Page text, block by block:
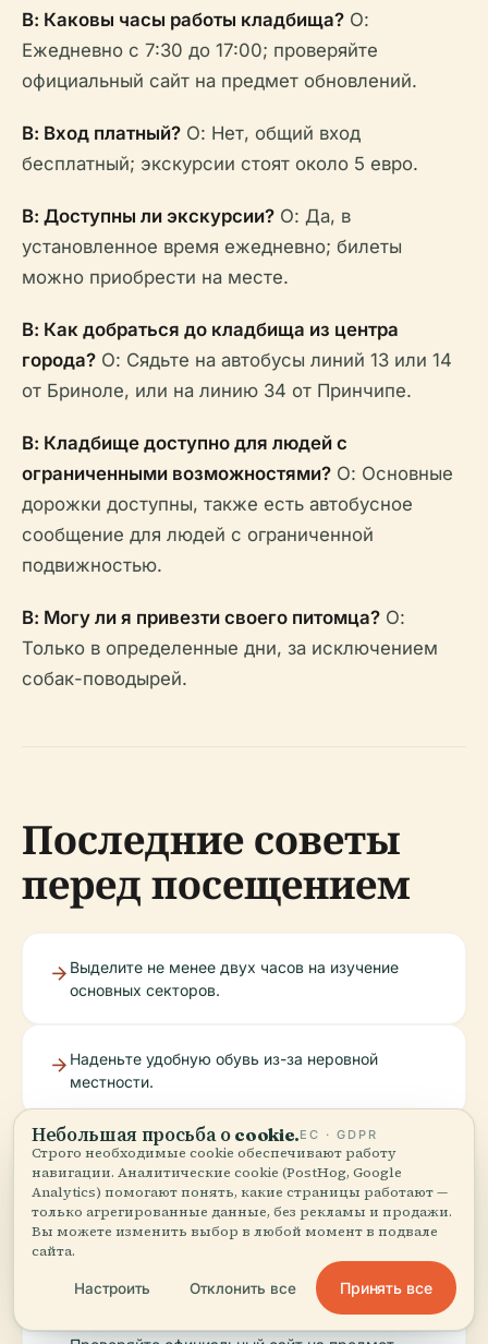
В: Каковы часы работы кладбища? О:
Ежедневно с 7:30 до 17:00; проверяйте
официальный сайт на предмет обновлений.
В: Вход платный? О: Нет, общий вход
бесплатный; экскурсии стоят около 5 евро.
В: Доступны ли экскурсии? О: Да, в
установленное время ежедневно; билеты
можно приобрести на месте.
В: Как добраться до кладбища из центра
города? О: Сядьте на автобусы линий 13 или 14
от Бриноле, или на линию 34 от Принчипе.
В: Кладбище доступно для людей с
ограниченными возможностями? О: Основные
дорожки доступны, также есть автобусное
сообщение для людей с ограниченной
подвижностью.
В: Могу ли я привезти своего питомца? О:
Только в определенные дни, за исключением
собак-поводырей.
Последние советы
перед посещением
Выделите не менее двух часов на изучение
основных секторов.
Наденьте удобную обувь из-за неровной
местности.
Загрузите или возьмите карту у входа.
Рассмотрите возможность экскурсии для более
глубокого понимания исторического и
Небольшая просьба о cookie.ЕС · GDPR
Строго необходимые cookie обеспечивают работу
навигации. Аналитические cookie (PostHog, Google
Analytics) помогают понять, какие страницы работают —
только агрегированные данные, без рекламы и продажи.
Вы можете изменить выбор в любой момент в подвале
сайта.
Настроить Отклонить все Принять все